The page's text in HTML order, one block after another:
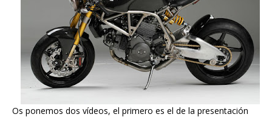
Os ponemos dos vídeos, el primero es el de la presentación